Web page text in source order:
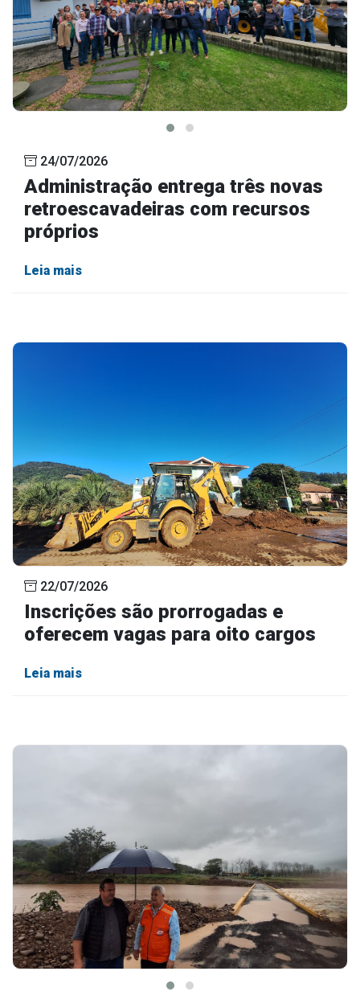
24/07/2026
Administração entrega três novas
retroescavadeiras com recursos
próprios
Leia mais
22/07/2026
Inscrições são prorrogadas e
oferecem vagas para oito cargos
Leia mais